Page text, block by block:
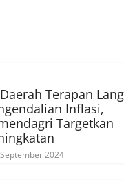
Terapan
Inflasi,
Targetkan
2024